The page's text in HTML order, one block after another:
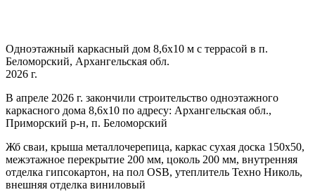
Одноэтажный каркасный дом 8,6х10 м с террасой в п.
Беломорский, Архангельская обл.
2026 г.
В апреле 2026 г. закончили строительство одноэтажного
каркасного дома 8,6х10 по адресу: Архангельская обл.,
Приморский р-н, п. Беломорский
Жб сваи, крыша металлочерепица, каркас сухая доска 150х50,
межэтажное перекрытие 200 мм, цоколь 200 мм, внутренняя
отделка гипсокартон, на пол OSB, утеплитель Техно Николь,
внешняя отделка виниловый